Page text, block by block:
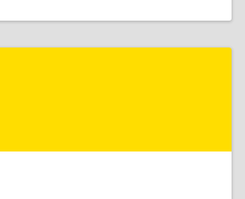
Абакан г, Ивана Ярыгина